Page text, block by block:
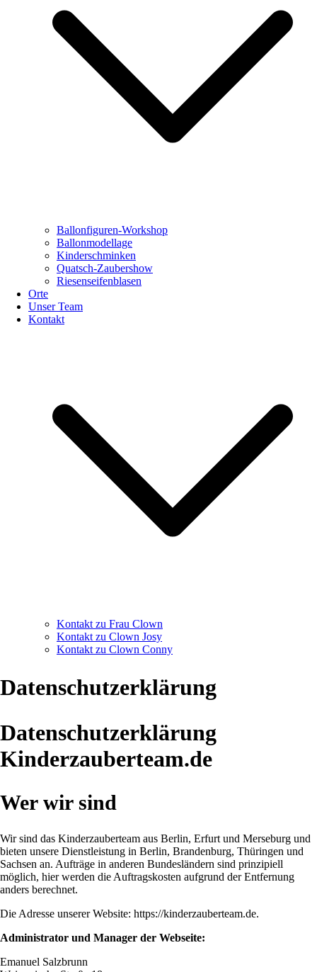
Ballonfiguren-Workshop
Ballonmodellage
Kinderschminken
Quatsch-Zaubershow
Riesenseifenblasen
Orte
Unser Team
Kontakt
Kontakt zu Frau Clown
Kontakt zu Clown Josy
Kontakt zu Clown Conny
Datenschutzerklärung
Datenschutzerklärung
Kinderzauberteam.de
Wer wir sind
Wir sind das Kinderzauberteam aus Berlin, Erfurt und Merseburg und
bieten unsere Dienstleistung in Berlin, Brandenburg, Thüringen und
Sachsen an. Aufträge in anderen Bundesländern sind prinzipiell
möglich, hier werden die Auftragskosten aufgrund der Entfernung
anders berechnet.
Die Adresse unserer Website: https://kinderzauberteam.de.
Administrator und Manager der Webseite:
Emanuel Salzbrunn